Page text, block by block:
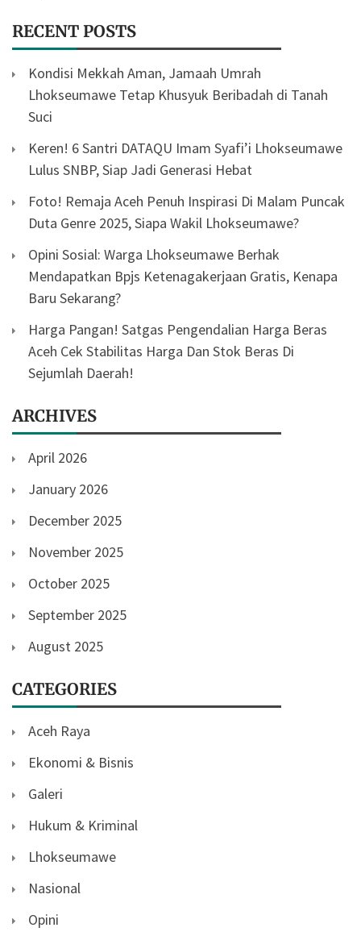
RECENT POSTS
Kondisi Mekkah Aman, Jamaah Umrah
Lhokseumawe Tetap Khusyuk Beribadah di Tanah
Suci
Keren! 6 Santri DATAQU Imam Syafi’i Lhokseumawe
Lulus SNBP, Siap Jadi Generasi Hebat
Foto! Remaja Aceh Penuh Inspirasi Di Malam Puncak
Duta Genre 2025, Siapa Wakil Lhokseumawe?
Opini Sosial: Warga Lhokseumawe Berhak
Mendapatkan Bpjs Ketenagakerjaan Gratis, Kenapa
Baru Sekarang?
Harga Pangan! Satgas Pengendalian Harga Beras
Aceh Cek Stabilitas Harga Dan Stok Beras Di
Sejumlah Daerah!
ARCHIVES
April 2026
January 2026
December 2025
November 2025
October 2025
September 2025
August 2025
CATEGORIES
Aceh Raya
Ekonomi & Bisnis
Galeri
Hukum & Kriminal
Lhokseumawe
Nasional
Opini